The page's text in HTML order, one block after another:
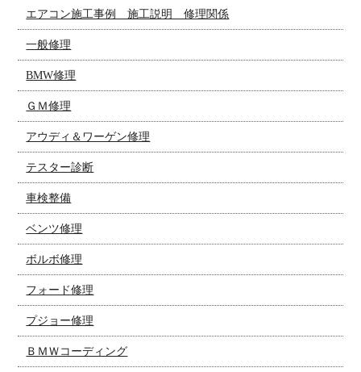
エアコン施工事例 施工説明 修理関係
一般修理
BMW修理
ＧＭ修理
アウディ＆ワーゲン修理
テスター診断
車検整備
ベンツ修理
ボルボ修理
フォード修理
プジョー修理
ＢＭＷコーディング